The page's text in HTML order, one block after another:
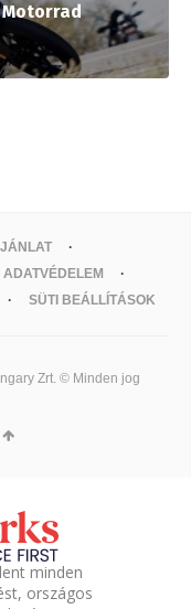
ADATVÉDELEM
SÜTI BEÁLLÍTÁSOK
Zrt. © Minden jog
minden
országos